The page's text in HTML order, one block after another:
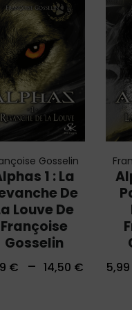
1 : La
De
Louve De
Françoise
Gosselin
Gosselin
€ – 14,50 € 5,99